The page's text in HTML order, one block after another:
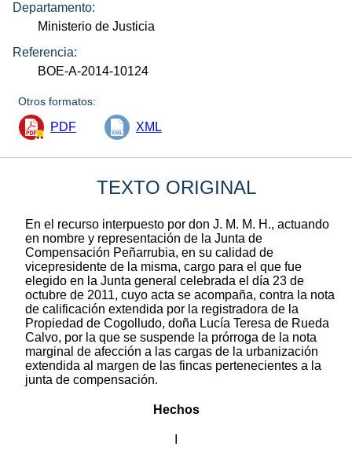
Departamento:
Ministerio de Justicia
Referencia:
BOE-A-2014-10124
Otros formatos:
PDF XML
TEXTO ORIGINAL
En el recurso interpuesto por don J. M. M. H., actuando
en nombre y representación de la Junta de
Compensación Peñarrubia, en su calidad de
vicepresidente de la misma, cargo para el que fue
elegido en la Junta general celebrada el día 23 de
octubre de 2011, cuyo acta se acompaña, contra la nota
de calificación extendida por la registradora de la
Propiedad de Cogolludo, doña Lucía Teresa de Rueda
Calvo, por la que se suspende la prórroga de la nota
marginal de afección a las cargas de la urbanización
extendida al margen de las fincas pertenecientes a la
junta de compensación.
Hechos